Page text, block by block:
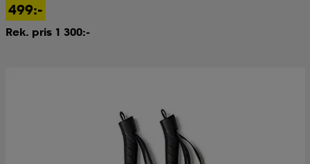
499:-
Rek. pris 1 300:-